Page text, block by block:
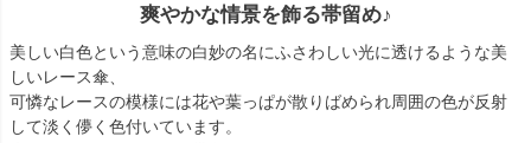
爽やかな情景を飾る帯留め♪
美しい白色という意味の白妙の名にふさわしい光に透けるような美
しいレース傘、
可憐なレースの模様には花や葉っぱが散りばめられ周囲の色が反射
して淡く儚く色付いています。